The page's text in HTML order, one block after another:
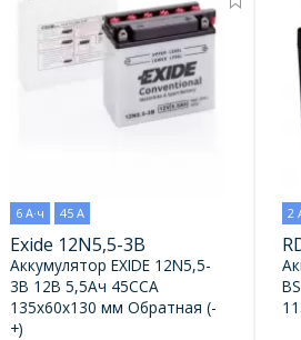
6 А·ч 45 А
Exide 12N5,5-3B
Аккумулятор EXIDE 12N5,5-
3B 12В 5,5Ач 45CCA
135x60x130 мм Обратная (-
+)
2